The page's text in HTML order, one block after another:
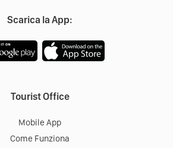
Scarica la App:
Tourist Office
Mobile App
Come Funziona